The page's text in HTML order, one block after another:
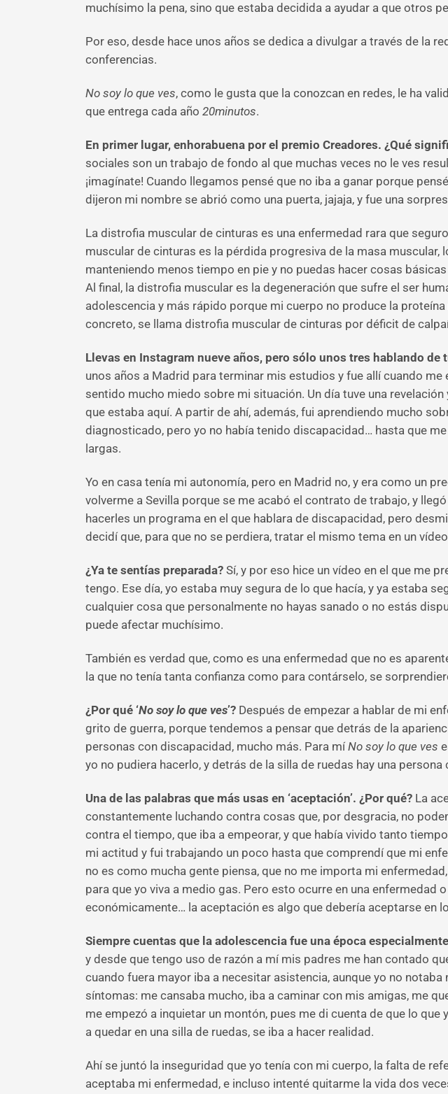
muchísimo la pena, sino que estaba decidida a ayudar a que otros
Por eso, desde hace unos años se dedica a divulgar a través de la
conferencias.
No soy lo que ves, como le gusta que la conozcan en redes, le ha
que entrega cada año 20minutos.
En primer lugar, enhorabuena por el premio Creadores. ¿Qué
sociales son un trabajo de fondo al que muchas veces no le ves
¡imagínate! Cuando llegamos pensé que no iba a ganar porque
dijeron mi nombre se abrió como una puerta, jajaja, y fue una
La distrofia muscular de cinturas es una enfermedad rara que
muscular de cinturas es la pérdida progresiva de la masa
manteniendo menos tiempo en pie y no puedas hacer cosas
Al final, la distrofia muscular es la degeneración que sufre el ser
adolescencia y más rápido porque mi cuerpo no produce la
concreto, se llama distrofia muscular de cinturas por déficit de
Llevas en Instagram nueve años, pero sólo unos tres hablando
unos años a Madrid para terminar mis estudios y fue allí cuando
sentido mucho miedo sobre mi situación. Un día tuve una revelación
que estaba aquí. A partir de ahí, además, fui aprendiendo mucho
diagnosticado, pero yo no había tenido discapacidad… hasta que
largas.
Yo en casa tenía mi autonomía, pero en Madrid no, y era como un
volverme a Sevilla porque se me acabó el contrato de trabajo, y
hacerles un programa en el que hablara de discapacidad, pero
decidí que, para que no se perdiera, tratar el mismo tema en un
¿Ya te sentías preparada? Sí, y por eso hice un vídeo en el que me
tengo. Ese día, yo estaba muy segura de lo que hacía, y ya estaba
cualquier cosa que personalmente no hayas sanado o no estás
puede afectar muchísimo.
También es verdad que, como es una enfermedad que no es
la que no tenía tanta confianza como para contárselo, se
¿Por qué ‘No soy lo que ves’? Después de empezar a hablar de mi
grito de guerra, porque tendemos a pensar que detrás de la
personas con discapacidad, mucho más. Para míNo soy lo que ves
yo no pudiera hacerlo, y detrás de la silla de ruedas hay una
Una de las palabras que más usas en ‘aceptación’. ¿Por qué? La
constantemente luchando contra cosas que, por desgracia, no
contra el tiempo, que iba a empeorar, y que había vivido tanto
mi actitud y fui trabajando un poco hasta que comprendí que mi
no es como mucha gente piensa, que no me importa mi
para que yo viva a medio gas. Pero esto ocurre en una enfermedad
económicamente… la aceptación es algo que debería aceptarse en
Siempre cuentas que la adolescencia fue una época
y desde que tengo uso de razón a mí mis padres me han contado
cuando fuera mayor iba a necesitar asistencia, aunque yo no
síntomas: me cansaba mucho, iba a caminar con mis amigas, me
me empezó a inquietar un montón, pues me di cuenta de que lo
a quedar en una silla de ruedas, se iba a hacer realidad.
Ahí se juntó la inseguridad que yo tenía con mi cuerpo, la falta de
aceptaba mi enfermedad, e incluso intenté quitarme la vida dos